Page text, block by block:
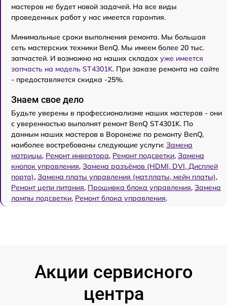
мастеров не будет новой задачей. На все виды
проведенных работ у нас имеется гарантия.
Минимальные сроки выполнения ремонта. Мы большая
сеть мастерских техники BenQ. Мы имеем более 20 тыс.
запчастей. И возможно на наших складах уже имеется
запчасть на модель ST4301K. При заказе ремонта на сайте
- предоставляется скидка -25%.
Знаем свое дело
Будьте уверены в профессионализме наших мастеров - они
с уверенностью выполнят ремонт BenQ ST4301K. По
данным наших мастеров в Воронеже по ремонту BenQ,
наиболее востребованы следующие услуги: Замена
матрицы, Ремонт инвертора, Ремонт подсветки, Замена
кнопок управления, Замена разъёмов (HDMI, DVI, Дисплей
порта), Замена платы управления (мат.платы, мейн платы),
Ремонт цепи питания, Прошивка блока управления, Замена
лампы подсветки, Ремонт блока управления.
Акции сервисного
центра